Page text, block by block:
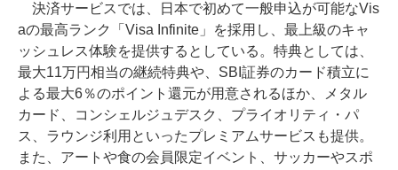
決済サービスでは、日本で初めて一般申込が可能なVis
aの最高ランク「Visa Infinite」を採用し、最上級のキャ
ッシュレス体験を提供するとしている。特典としては、
最大11万円相当の継続特典や、SBI証券のカード積立に
よる最大6％のポイント還元が用意されるほか、メタル
カード、コンシェルジュデスク、プライオリティ・パ
ス、ラウンジ利用といったプレミアムサービスも提供。
また、アートや食の会員限定イベント、サッカーやスポ